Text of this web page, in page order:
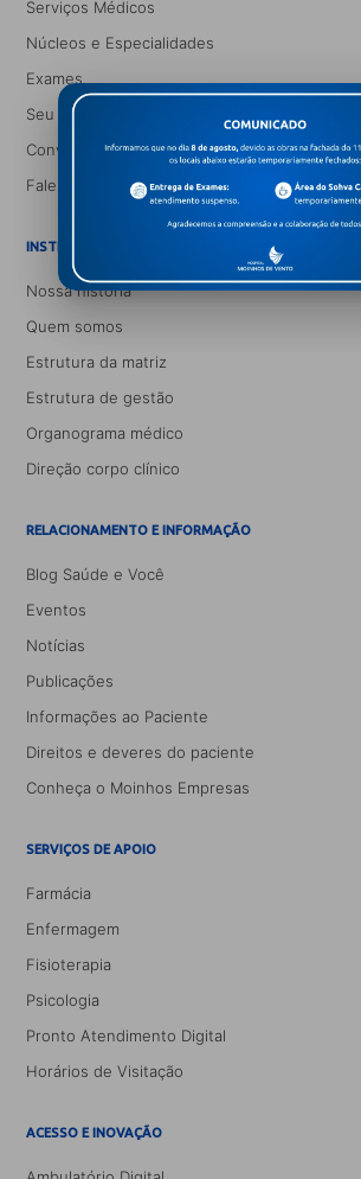
Serviços Médicos
Núcleos e Especialidades
Exames
Seu Médico
Convênios
Fale conosco
INSTITUCIONAL
Nossa história
Quem somos
Estrutura da matriz
Estrutura de gestão
Organograma médico
Direção corpo clínico
RELACIONAMENTO E INFORMAÇÃO
Blog Saúde e Você
Eventos
Notícias
Publicações
Informações ao Paciente
Direitos e deveres do paciente
Conheça o Moinhos Empresas
SERVIÇOS DE APOIO
Farmácia
Enfermagem
Fisioterapia
Psicologia
Pronto Atendimento Digital
Horários de Visitação
ACESSO E INOVAÇÃO